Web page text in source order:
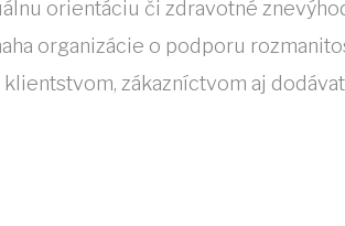
orientáciu či zdravotné
organi­zácie o podporu
zákazníctvom aj